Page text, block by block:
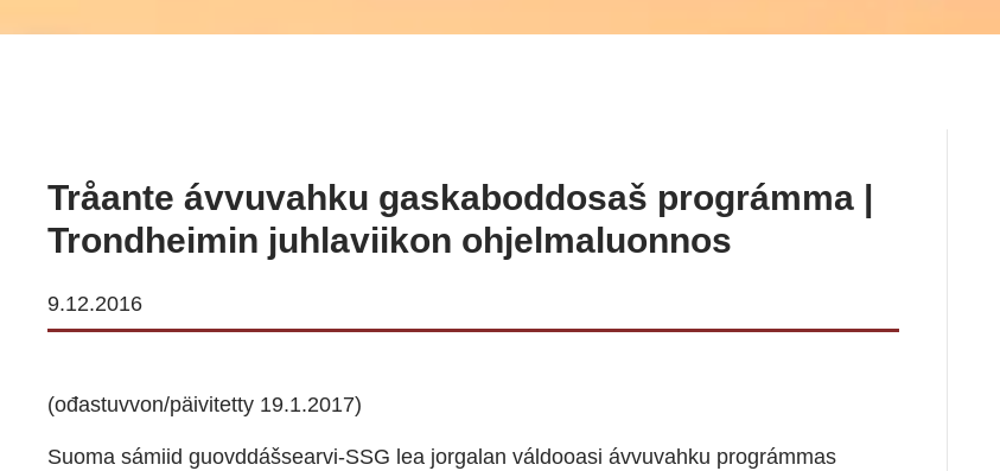
Tråante ávvuvahku gaskaboddosaš prográmma |
Trondheimin juhlaviikon ohjelmaluonnos
9.12.2016
(ođastuvvon/päivitetty 19.1.2017)
Suoma sámiid guovddášsearvi-SSG lea jorgalan váldooasi ávvuvahku prográmmas